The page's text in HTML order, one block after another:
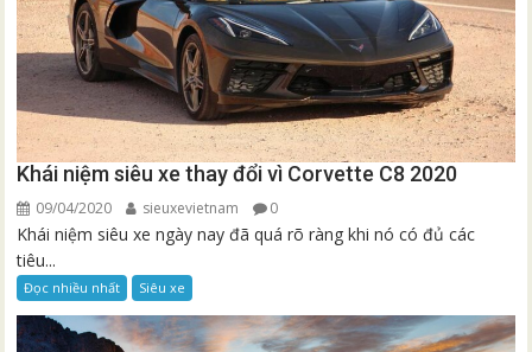
Khái niệm siêu xe thay đổi vì Corvette C8 2020
09/04/2020 sieuxevietnam 0
Khái niệm siêu xe ngày nay đã quá rõ ràng khi nó có đủ các
tiêu...
Đọc nhiều nhất Siêu xe